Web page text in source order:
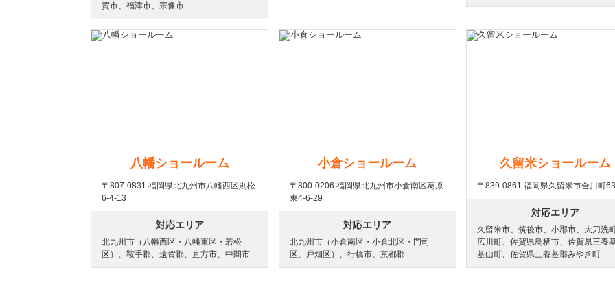
賀市、福津市、宗像市
八幡ショールーム
〒807-0831 福岡県北九州市八幡西区則松
6-4-13
対応エリア
北九州市（八幡西区・八幡東区・若松
区）、鞍手郡、遠賀郡、直方市、中間市
小倉ショールーム
〒800-0206 福岡県北九州市小倉南区葛原
東4-6-29
対応エリア
北九州市（小倉南区・小倉北区・門司
区、戸畑区）、行橋市、京都郡
久留米ショールーム
〒839-0861 福岡県久留米市合川町
対応エリア
久留米市、筑後市、小郡市、大刀洗町
広川町、佐賀県鳥栖市、佐賀県三養
基山町、佐賀県三養基郡みやき町